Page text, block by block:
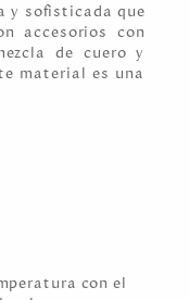
y sofisticada que
accesorios con
de cuero y
material es una
con el